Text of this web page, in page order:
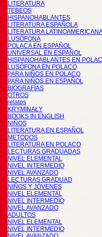
LITERATURA
TEBEOS
HISPANOHABLANTES
LITERATURA ESPAÑOLA
LITERATURA
LUSÓFONA
POLACA EN ESPAÑOL
UNIVERSAL EN ESPAÑOL
HISPANOHABLANTES EN
LUSÓFONA EN POLACO
PARA NIÑOS EN POLACO
PARA NIÑOS EN ESPAÑOL
BIOGRAFÍAS
OTROS
relatos
KRYMINAŁY
BOOKS IN ENGLISH
NIÑOS
LITERATURA EN ESPAÑOL
METODOS
LITERATURA EN POLACO
LECTURAS GRADUADAS
NIVEL ELEMENTAL
NIVEL INTERMEDIO
NIVEL AVANZADO
LECTURAS GRADUAD
NIÑOS Y JÓVENES
NIVEL ELEMENTAL
NIVEL INTERMEDIO
NIVEL AVANZADO
ADULTOS
NIVEL ELEMENTAL
NIVEL INTERMEDIO